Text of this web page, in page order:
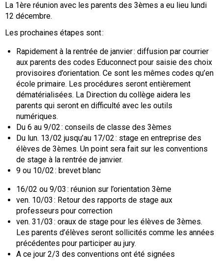
La 1ère réunion avec les parents des 3èmes a eu lieu lundi
12 décembre.
Les prochaines étapes sont :
Rapidement à la rentrée de janvier : diffusion par courrier
aux parents des codes Educonnect pour saisie des choix
provisoires d’orientation. Ce sont les mêmes codes qu’en
école primaire. Les procédures seront entièrement
dématérialisées. La Direction du collège aidera les
parents qui seront en difficulté avec les outils
numériques.
Du 6 au 9/02 : conseils de classe des 3èmes
Du lun. 13/02 jusqu’au 17/02 : stage en entreprise des
élèves de 3èmes. Un point sera fait sur les conventions
de stage à la rentrée de janvier.
9 ou 10/02 : brevet blanc
16/02 ou 9/03 : réunion sur l’orientation 3ème
ven. 10/03 : Retour des rapports de stage aux
professeurs pour correction
ven. 31/03 : oraux de stage pour les élèves de 3èmes.
Les parents d’élèves seront sollicités comme les années
précédentes pour participer au jury.
A ce jour 2/3 des conventions ont été signées